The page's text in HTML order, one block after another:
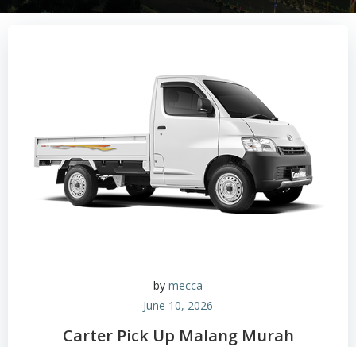
by mecca
June 10, 2026
Carter Pick Up Malang Murah